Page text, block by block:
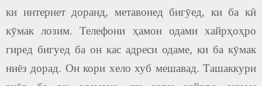
ки интернет доранд, метавонед бигӯед, ки ба кӣ
кӯмак лозим. Телефони ҳамон одами хайрҳоҳро
гиред бигуед ба он кас адреси одаме, ки ба кӯмак
ниёз дорад. Он кори хело хуб мешавад. Ташаккури